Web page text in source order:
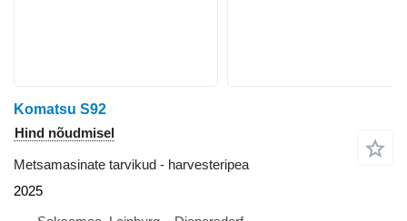
Komatsu S92
Hind nõudmisel
Metsamasinate tarvikud - harvesteripea
2025